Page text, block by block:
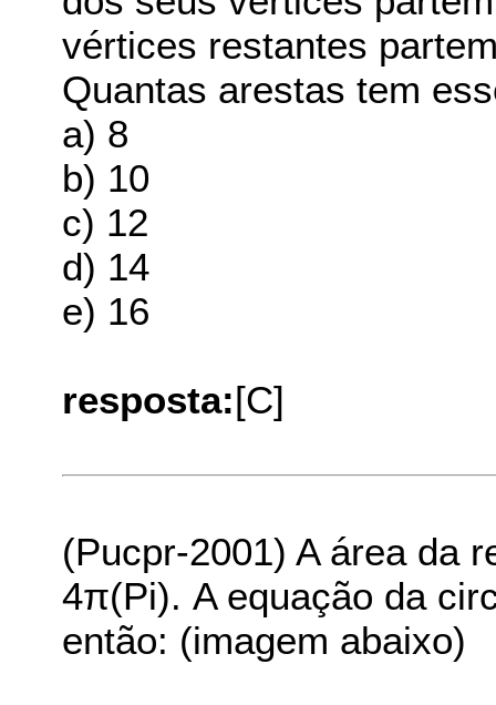
vértices restantes
Quantas arestas tem
a) 8
b) 10
c) 12
d) 14
e) 16
resposta:[C]
(Pucpr-2001) A área da
4π(Pi). A equação da
então: (imagem abaixo)